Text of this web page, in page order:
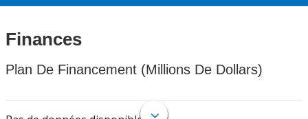
Finances
Plan De Financement (Millions De Dollars)